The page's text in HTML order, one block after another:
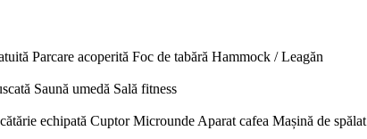
Parcare acoperită Foc de tabără Hammock / Leagăn
Saună umedă Sală fitness
echipată Cuptor Microunde Aparat cafea Mașină de spălat